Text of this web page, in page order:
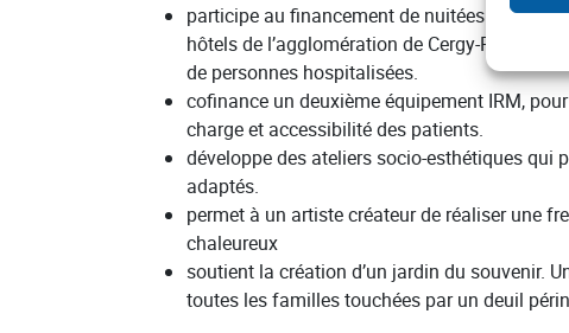
participe au financement de nuitées
hôtels de l’agglomération de Cergy-
de personnes hospitalisées.
cofinance un deuxième équipement IRM,
charge et accessibilité des patients.
développe des ateliers socio-esthétiques qui
adaptés.
permet à un artiste créateur de réaliser une
chaleureux
soutient la création d’un jardin du souvenir.
toutes les familles touchées par un deuil